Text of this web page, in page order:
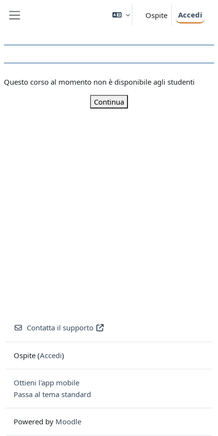
Ospite Accedi
Questo corso al momento non è disponibile agli studenti
Continua
Contatta il supporto
Ospite (Accedi)
Ottieni l'app mobile
Passa al tema standard
Powered by Moodle